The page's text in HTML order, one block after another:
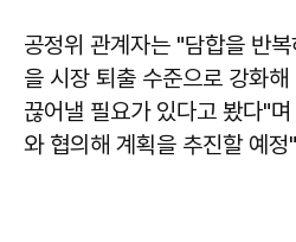
공정위 관계자는 "담합을 반
을 시장 퇴출 수준으로 강화해
끊어낼 필요가 있다고 봤다"
와 협의해 계획을 추진할 예